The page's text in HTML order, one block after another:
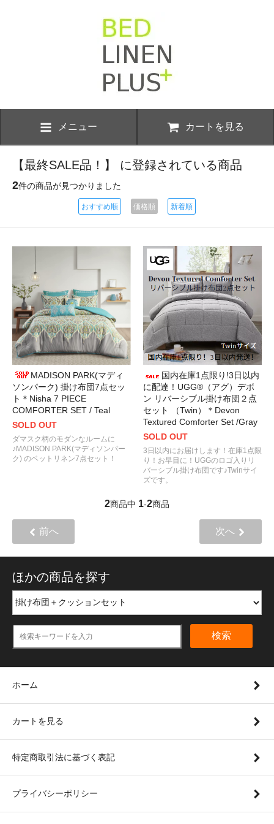
メニュー カートを見る
【最終SALE品！】 に登録されている商品
2件の商品が見つかりました
おすすめ順 価格順 新着順
MADISON PARK(マディ
ソンパーク) 掛け布団7点セッ
ト＊Nisha 7 PIECE
COMFORTER SET / Teal
SOLD OUT
ダマスク柄のモダンなルームに
♪MADISON PARK(マディソンパー
ク) のベットリネン7点セット！
国内在庫1点限り!3日以内
に配達！UGG®（アグ）デボ
ン リバーシブル掛け布団２点
セット （Twin）＊Devon
Textured Comforter Set /Gray
SOLD OUT
3日以内にお届けします！在庫1点限
り！お早目に！UGGのロゴ入りリ
バーシブル掛け布団です♪Twinサイ
ズです。
2商品中 1-2商品
前へ 次へ
ほかの商品を探す
検索
ホーム
カートを見る
特定商取引法に基づく表記
プライバシーポリシー